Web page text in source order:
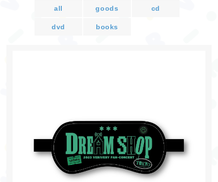
all goods cd
dvd books